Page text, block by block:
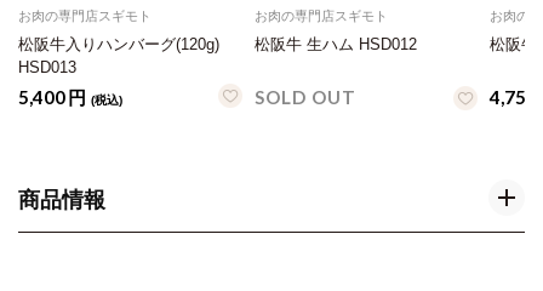
お肉の専門店スギモト
松阪牛入りハンバーグ(120g)
HSD013
5,400 円 (税込)
お肉の専門店スギモト
松阪牛 生ハム HSD012
SOLD OUT
お肉の
松阪牛
4,752
商品情報